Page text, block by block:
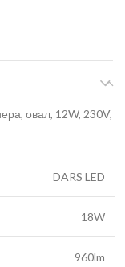
овал, 12W, 230V,
DARS LED
18W
960lm